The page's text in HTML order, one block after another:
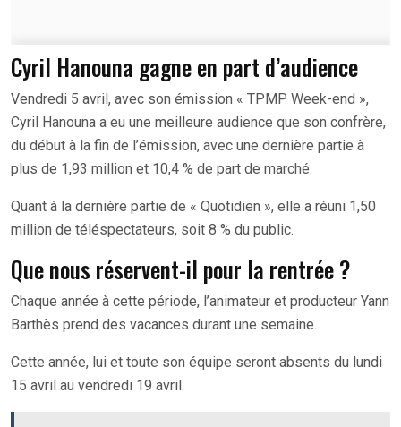
Cyril Hanouna gagne en part d’audience
Vendredi 5 avril, avec son émission « TPMP Week-end »,
Cyril Hanouna a eu une meilleure audience que son confrère,
du début à la fin de l’émission, avec une dernière partie à
plus de 1,93 million et 10,4 % de part de marché.
Quant à la dernière partie de « Quotidien », elle a réuni 1,50
million de téléspectateurs, soit 8 % du public.
Que nous réservent-il pour la rentrée ?
Chaque année à cette période, l’animateur et producteur Yann
Barthès prend des vacances durant une semaine.
Cette année, lui et toute son équipe seront absents du lundi
15 avril au vendredi 19 avril.